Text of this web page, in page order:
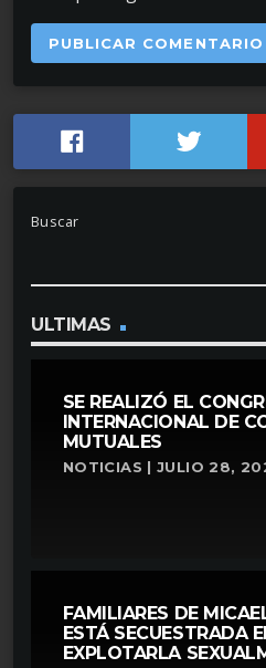
Buscar
ULTIMAS
SE REALIZÓ EL
INTERNACIONAL DE
MUTUALES
NOTICIAS | JULIO 28,
FAMILIARES DE
ESTÁ SECUESTRADA
EXPLOTARLA